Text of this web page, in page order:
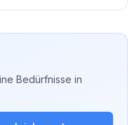
Bedürfnisse in